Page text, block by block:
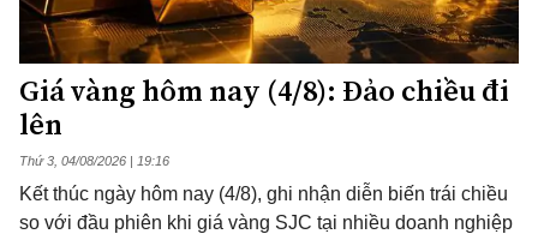
Giá vàng hôm nay (4/8): Đảo chiều đi
lên
Thứ 3, 04/08/2026 | 19:16
Kết thúc ngày hôm nay (4/8), ghi nhận diễn biến trái chiều
so với đầu phiên khi giá vàng SJC tại nhiều doanh nghiệp